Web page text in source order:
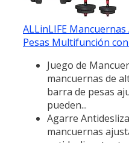
ALLinLIFE
Pesas Multifunción con
Juego de
mancuernas de
barra de pesas
pueden...
Agarre
mancuernas